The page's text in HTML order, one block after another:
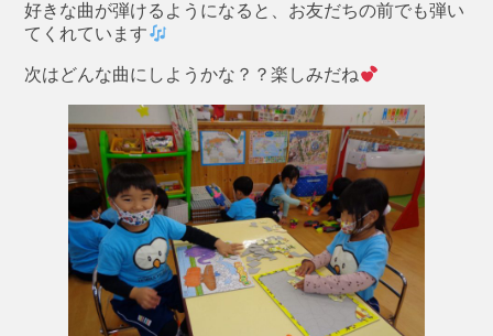
好きな曲が弾けるようになると、お友だちの前でも弾い
てくれています
次はどんな曲にしようかな？？楽しみだね